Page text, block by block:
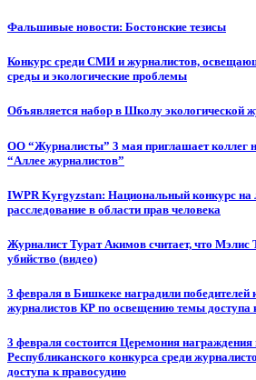
Фальшивые новости: Бостонские тезисы
Конкурс среди СМИ и журналистов,
среды и экологические проблемы
Объявляется набор в Школу экологической
ОО “Журналисты” 3 мая приглашает коллег
“Аллее журналистов”
IWPR Kyrgyzstan: Национальный конкурс на
расследование в области прав человека
Журналист Турат Акимов считает, что Мэлис
убийство (видео)
3 февраля в Бишкеке наградили победителей
журналистов КР по освещению темы доступа
3 февраля состоится Церемония награждения
Республиканского конкурса среди
доступа к правосудию